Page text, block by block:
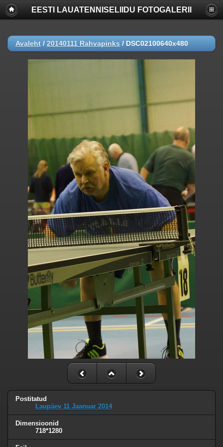
Deprecated: Function create_function() is deprecated in
/www/apache/domains/www.lauatennis.ee/htdocs/gallery/include/
Deprecated: The each() function is deprecated. This message will be
suppressed on further calls in
EESTI LAUATENNISELIIDU FOTOGALERII
Avaleht / 20140111 Rahvapinks / DSC02100640x480
Postitatud
Laupäev 11 Jaanuar 2014
Dimensioonid
718*1280